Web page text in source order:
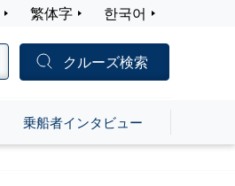
繁体字 한국어
クルーズ検索
乗船者インタビュー